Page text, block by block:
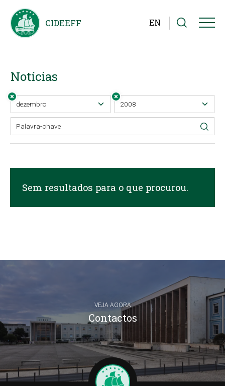
EN
Notícias
Sem resultados para o que procurou.
VEJA AGORA
Contactos